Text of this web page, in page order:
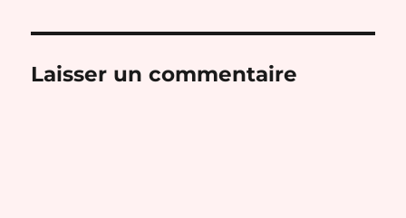
Laisser un commentaire